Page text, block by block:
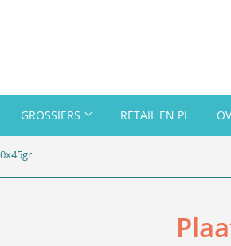
GROSSIERS RETAIL EN PL